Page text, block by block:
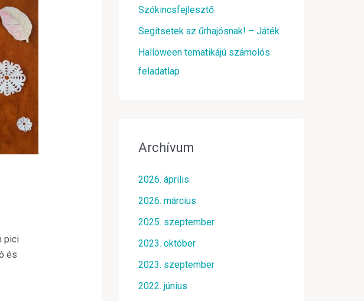
pici
és
Szókincsfejlesztő
Segítsetek az űrhajósnak! – Játék
Halloween tematikájú számolós
feladatlap
Archívum
2026. április
2026. március
2025. szeptember
2023. október
2023. szeptember
2022. június